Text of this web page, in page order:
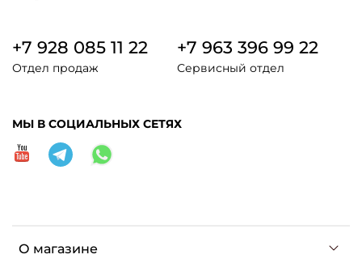
О магазине
+7 928 085 11 22
Отдел продаж
+7 963 396 99 22
Сервисный отдел
МЫ В СОЦИАЛЬНЫХ СЕТЯХ